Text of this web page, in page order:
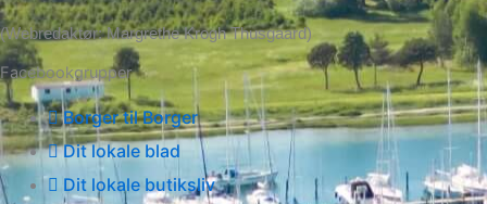
(Webredaktør: Margrethe Krogh Thusgaard)
Facebookgrupper
Borger til Borger
Dit lokale blad
Dit lokale butiksliv